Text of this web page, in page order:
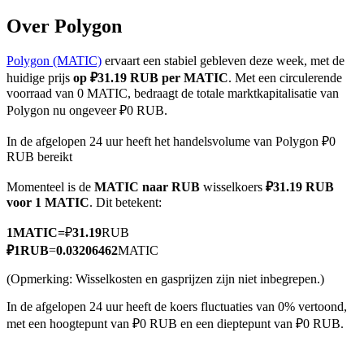
COIN-M-futures
Cryptocurrency-futures
TradFi
Over Polygon
Polygon (MATIC) ervaart een stabiel gebleven deze week, met de
huidige prijs op ₽31.19 RUB per MATIC. Met een circulerende
voorraad van 0 MATIC, bedraagt de totale marktkapitalisatie van
Polygon nu ongeveer ₽0 RUB.
In de afgelopen 24 uur heeft het handelsvolume van Polygon ₽0
RUB bereikt
Momenteel is de MATIC naar RUB wisselkoers ₽31.19 RUB
voor 1 MATIC. Dit betekent:
1MATIC=₽31.19RUB
₽1RUB=0.03206462MATIC
(Opmerking: Wisselkosten en gasprijzen zijn niet inbegrepen.)
In de afgelopen 24 uur heeft de koers fluctuaties van 0% vertoond,
met een hoogtepunt van ₽0 RUB en een dieptepunt van ₽0 RUB.